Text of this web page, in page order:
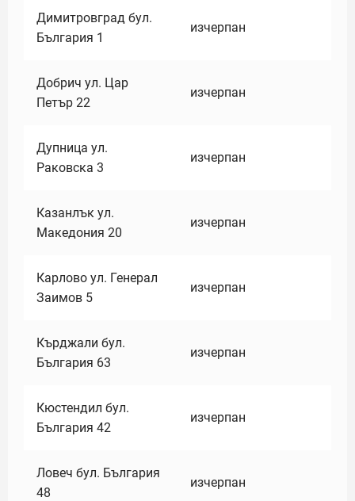
Димитровград бул.
България 1
изчерпан
Добрич ул. Цар
Петър 22
изчерпан
Дупница ул.
Раковска 3
изчерпан
Казанлък ул.
Македония 20
изчерпан
Карлово ул. Генерал
Заимов 5
изчерпан
Кърджали бул.
България 63
изчерпан
Кюстендил бул.
България 42
изчерпан
Ловеч бул. България
48
изчерпан